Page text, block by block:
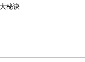
秘诀